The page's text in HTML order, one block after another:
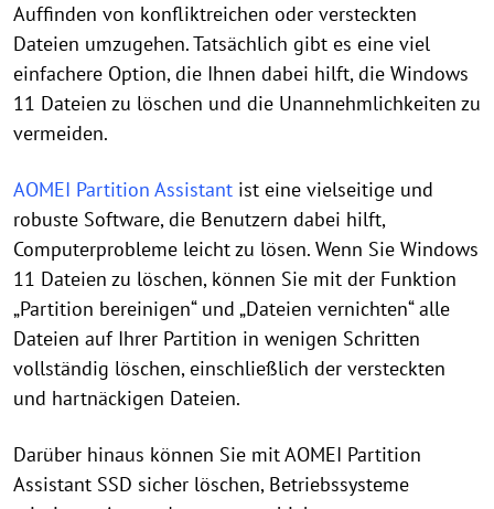
Auffinden von konfliktreichen oder versteckten
Dateien umzugehen. Tatsächlich gibt es eine viel
einfachere Option, die Ihnen dabei hilft, die Windows
11 Dateien zu löschen und die Unannehmlichkeiten zu
vermeiden.
AOMEI Partition Assistant ist eine vielseitige und
robuste Software, die Benutzern dabei hilft,
Computerprobleme leicht zu lösen. Wenn Sie Windows
11 Dateien zu löschen, können Sie mit der Funktion
„Partition bereinigen“ und „Dateien vernichten“ alle
Dateien auf Ihrer Partition in wenigen Schritten
vollständig löschen, einschließlich der versteckten
und hartnäckigen Dateien.
Darüber hinaus können Sie mit AOMEI Partition
Assistant SSD sicher löschen, Betriebssysteme